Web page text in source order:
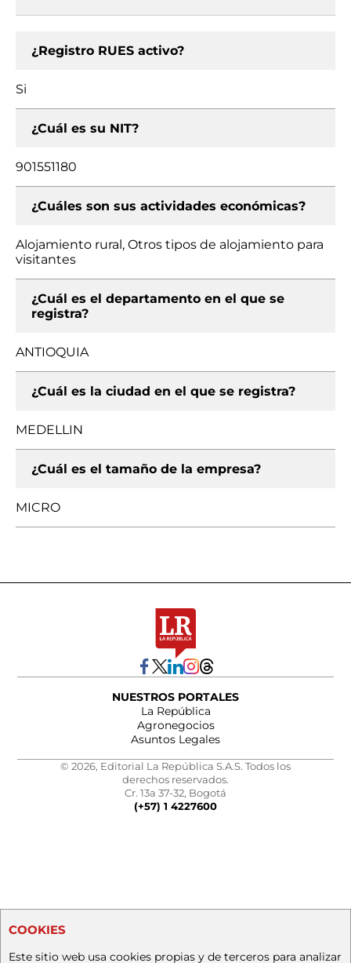
¿Registro RUES activo?
Si
¿Cuál es su NIT?
901551180
¿Cuáles son sus actividades económicas?
Alojamiento rural, Otros tipos de alojamiento para
visitantes
¿Cuál es el departamento en el que se
registra?
ANTIOQUIA
¿Cuál es la ciudad en el que se registra?
MEDELLIN
¿Cuál es el tamaño de la empresa?
MICRO
NUESTROS PORTALES
La República
Agronegocios
Asuntos Legales
© 2026, Editorial La República S.A.S. Todos los
derechos reservados.
Cr. 13a 37-32, Bogotá
(+57) 1 4227600
COOKIES
Este sitio web usa cookies propias y de terceros para analizar